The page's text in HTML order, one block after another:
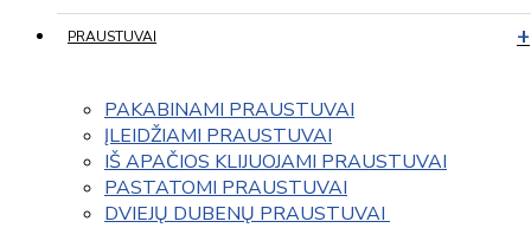
PRAUSTUVAI
PAKABINAMI PRAUSTUVAI
ĮLEIDŽIAMI PRAUSTUVAI
IŠ APAČIOS KLIJUOJAMI PRAUSTUVAI
PASTATOMI PRAUSTUVAI
DVIEJŲ DUBENŲ PRAUSTUVAI